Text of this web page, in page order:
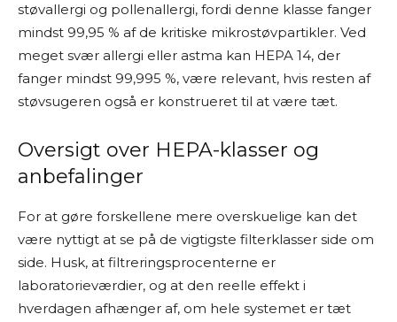
støvallergi og pollenallergi, fordi denne klasse fanger
mindst 99,95 % af de kritiske mikrostøvpartikler. Ved
meget svær allergi eller astma kan HEPA 14, der
fanger mindst 99,995 %, være relevant, hvis resten af
støvsugeren også er konstrueret til at være tæt.
Oversigt over HEPA-klasser og
anbefalinger
For at gøre forskellene mere overskuelige kan det
være nyttigt at se på de vigtigste filterklasser side om
side. Husk, at filtreringsprocenterne er
laboratorieværdier, og at den reelle effekt i
hverdagen afhænger af, om hele systemet er tæt